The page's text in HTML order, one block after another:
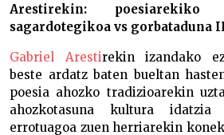
Arestirekin: poesiarekiko
sagardotegikoa vs gorbataduna
Gabriel Arestirekin izandako
beste ardatz baten bueltan
poesia ahozko tradizioarekin
ahozkotasuna kultura
errotuagoa zuen herriarekin